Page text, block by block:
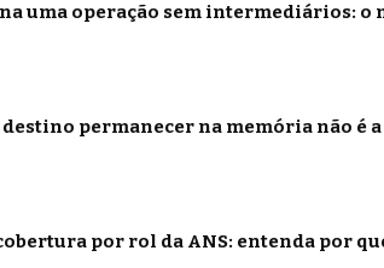
uma operação sem intermediários:
destino permanecer na memória não
por rol da ANS: entenda por